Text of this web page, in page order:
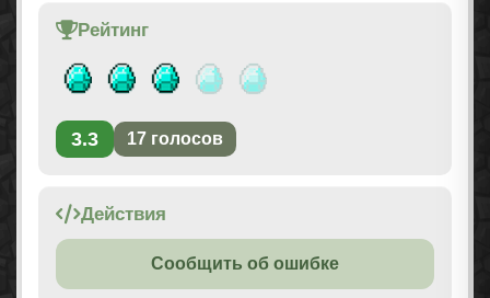
Рейтинг
3.3 17 голосов
Действия
Сообщить об ошибке